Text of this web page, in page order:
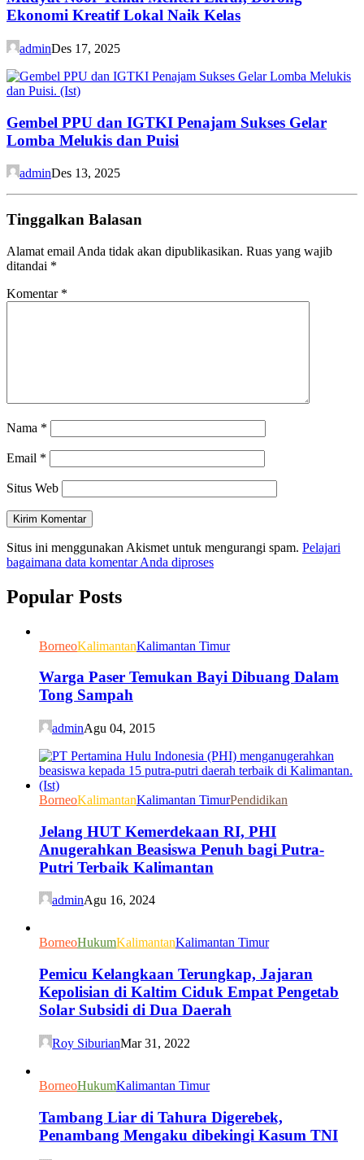
Ekonomi Kreatif Lokal Naik Kelas
adminDes 17, 2025
Gembel PPU dan IGTKI Penajam Sukses Gelar
Lomba Melukis dan Puisi
adminDes 13, 2025
Tinggalkan Balasan
Alamat email Anda tidak akan dipublikasikan. Ruas yang wajib
ditandai *
Komentar *
Nama *
Email *
Situs Web
Situs ini menggunakan Akismet untuk mengurangi spam. Pelajari
bagaimana data komentar Anda diproses
Popular Posts
BorneoKalimantanKalimantan Timur
Warga Paser Temukan Bayi Dibuang Dalam
Tong Sampah
adminAgu 04, 2015
BorneoKalimantanKalimantan TimurPendidikan
Jelang HUT Kemerdekaan RI, PHI
Anugerahkan Beasiswa Penuh bagi Putra-
Putri Terbaik Kalimantan
adminAgu 16, 2024
BorneoHukumKalimantanKalimantan Timur
Pemicu Kelangkaan Terungkap, Jajaran
Kepolisian di Kaltim Ciduk Empat Pengetab
Solar Subsidi di Dua Daerah
Roy SiburianMar 31, 2022
BorneoHukumKalimantan Timur
Tambang Liar di Tahura Digerebek,
Penambang Mengaku dibekingi Kasum TNI